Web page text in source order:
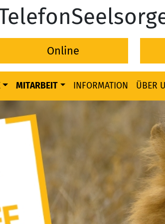
Online
MITARBEIT INFORMATION ÜBER